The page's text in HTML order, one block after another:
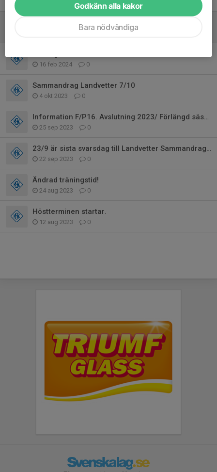
0
16 feb 2024 0
Sammandrag Landvetter 7/10
4 okt 2023 0
Information F/P16. Avslutning 2023/ Förlängd säsong/ Sammandrag Landvetter
25 sep 2023 0
23/9 är sista svarsdag till Landvetter Sammandraget
22 sep 2023 0
Ändrad träningstid!
24 aug 2023 0
Höstterminen startar.
12 aug 2023 0
Godkänn alla kakor
Bara nödvändiga